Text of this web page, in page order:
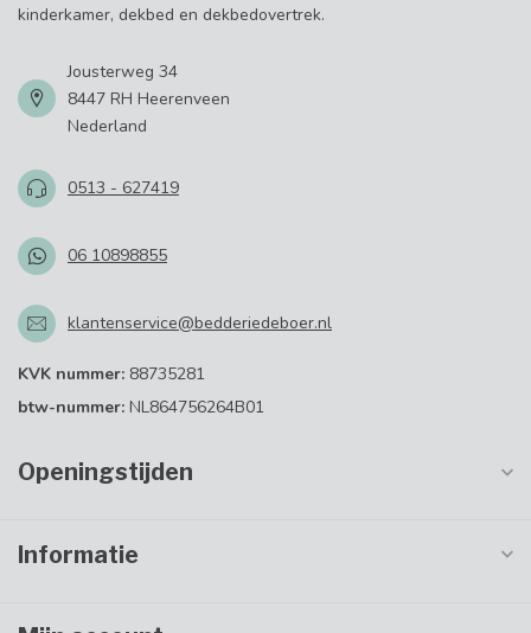
kinderkamer, dekbed en dekbedovertrek.
Jousterweg 34
8447 RH Heerenveen
Nederland
0513 - 627419
06 10898855
klantenservice@bedderiedeboer.nl
KVK nummer: 88735281
btw-nummer: NL864756264B01
Openingstijden
Informatie